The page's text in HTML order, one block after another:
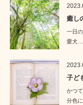
癒し
一日
愛犬…
子ど
かつ
分色